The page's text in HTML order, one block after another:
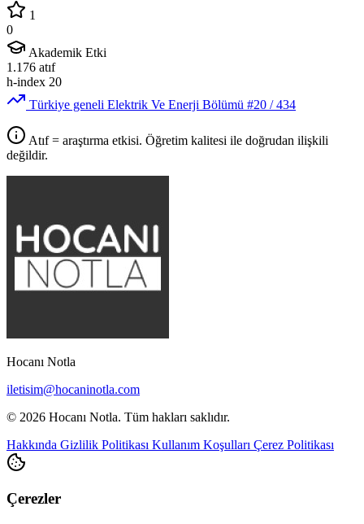
1
0
Akademik Etki
1.176 atıf
h-index 20
Türkiye geneli Elektrik Ve Enerji Bölümü #20 / 434
Atıf = araştırma etkisi. Öğretim kalitesi ile doğrudan ilişkili
değildir.
Hocanı Notla
iletisim@hocaninotla.com
© 2026 Hocanı Notla. Tüm hakları saklıdır.
Hakkında Gizlilik Politikası Kullanım Koşulları Çerez Politikası
Çerezler